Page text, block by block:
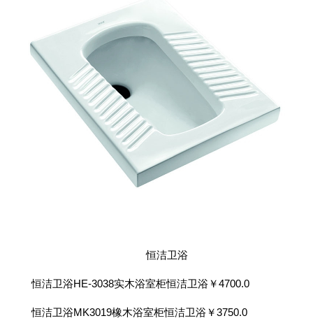
恒洁卫浴
恒洁卫浴HE-3038实木浴室柜恒洁卫浴￥4700.0
恒洁卫浴MK3019橡木浴室柜恒洁卫浴￥3750.0